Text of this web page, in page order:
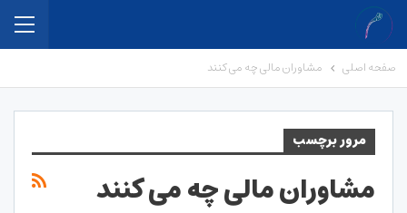
صفحه اصلی مشاوران مالی چه می کنند
مرور برچسب
مشاوران مالی چه می کنند